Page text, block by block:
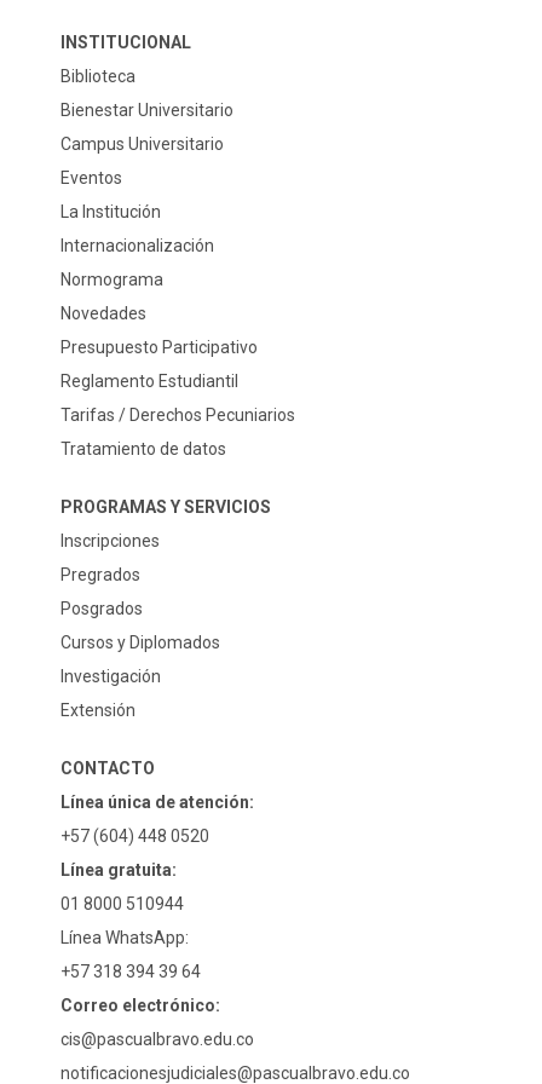
INSTITUCIONAL
Biblioteca
Bienestar Universitario
Campus Universitario
Eventos
La Institución
Internacionalización
Normograma
Novedades
Presupuesto Participativo
Reglamento Estudiantil
Tarifas / Derechos Pecuniarios
Tratamiento de datos
PROGRAMAS Y SERVICIOS
Inscripciones
Pregrados
Posgrados
Cursos y Diplomados
Investigación
Extensión
CONTACTO
Línea única de atención:
+57 (604) 448 0520
Línea gratuita:
01 8000 510944
Línea WhatsApp:
+57 318 394 39 64
Correo electrónico:
cis@pascualbravo.edu.co
notificacionesjudiciales@pascualbravo.edu.co